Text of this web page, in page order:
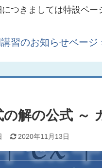
つきましては特設ペー
習のお知らせページ
の解の公式 ～
2020年11月13日